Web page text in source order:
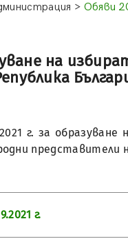
> Обяви
на
г. за
представители
г.